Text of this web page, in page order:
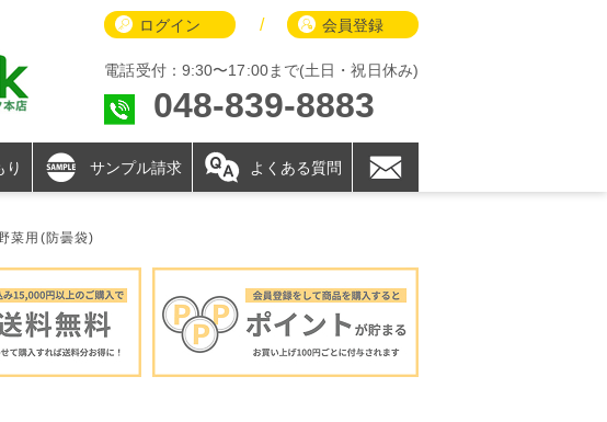
ログイン / 会員登録
電話受付：9:30〜17:00まで(土日・祝日休み)
048-839-8883
り サンプル請求 よくある質問
菜用(防曇袋)